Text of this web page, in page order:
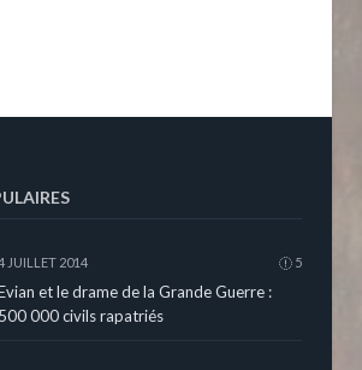
JUILLET 2014 5
et le drame de la Grande Guerre :
500 000 civils rapatriés